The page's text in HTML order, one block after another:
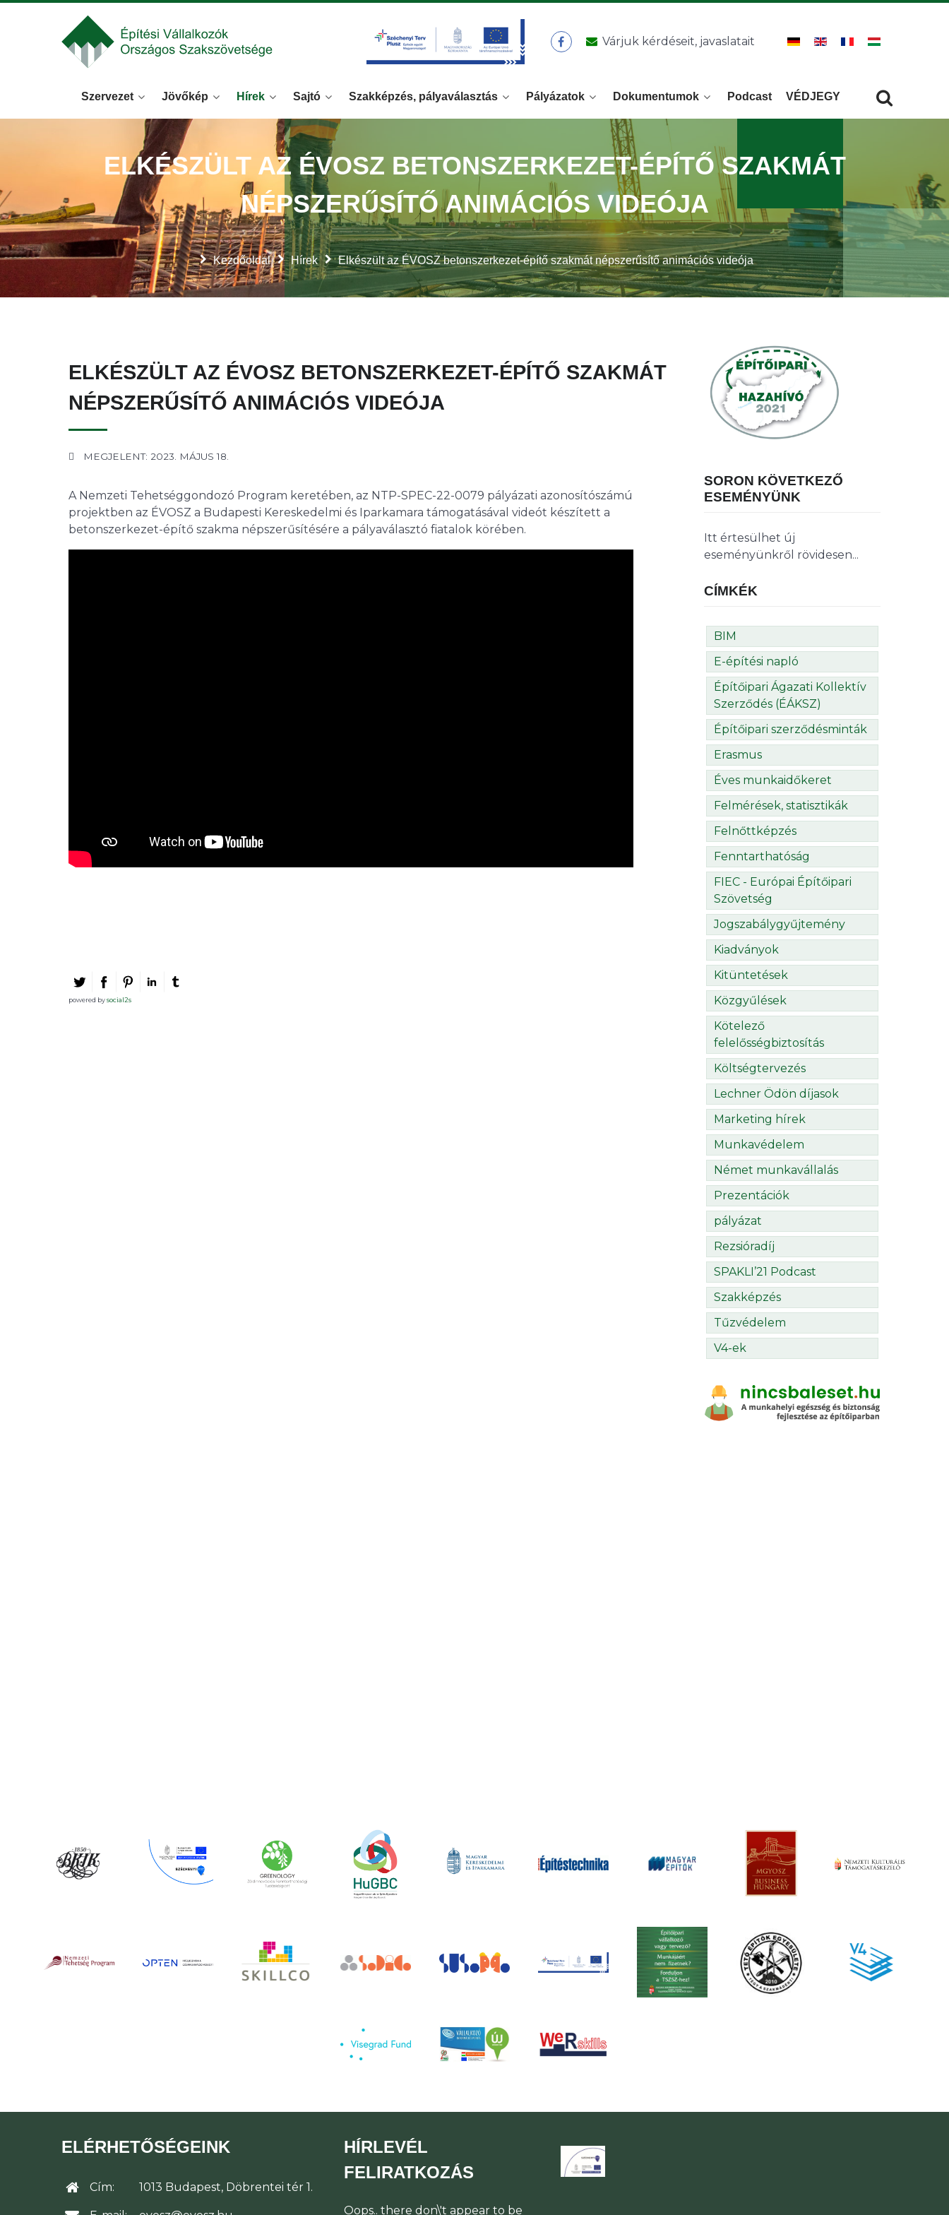
Várjuk kérdéseit, javaslatait
Szervezet Jövőkép Hírek Sajtó Szakképzés, pályaválasztás Pályázatok Dokumentumok Podcast VÉDJEGY
Kezdőoldal Hírek Elkészült az ÉVOSZ betonszerkezet-építő szakmát népszerűsítő animációs videója
ELKÉSZÜLT AZ ÉVOSZ BETONSZERKEZET-ÉPÍTŐ SZAKMÁT
NÉPSZERŰSÍTŐ ANIMÁCIÓS VIDEÓJA
ELKÉSZÜLT AZ ÉVOSZ BETONSZERKEZET-ÉPÍTŐ SZAKMÁT
NÉPSZERŰSÍTŐ ANIMÁCIÓS VIDEÓJA
MEGJELENT: 2023. MÁJUS 18.
A Nemzeti Tehetséggondozó Program keretében, az NTP-SPEC-22-0079 pályázati azonosítószámú
projektben az ÉVOSZ a Budapesti Kereskedelmi és Iparkamara támogatásával videót készített a
betonszerkezet-építő szakma népszerűsítésére a pályaválasztó fiatalok körében.
powered bysocial2s
SORON KÖVETKEZŐ
ESEMÉNYÜNK
Itt értesülhet új
eseményünkről rövidesen...
CÍMKÉK
BIM
E-építési napló
Építőipari Ágazati Kollektív
Szerződés (ÉÁKSZ)
Építőipari szerződésminták
Erasmus
Éves munkaidőkeret
Felmérések, statisztikák
Felnőttképzés
Fenntarthatóság
FIEC - Európai Építőipari
Szövetség
Jogszabálygyűjtemény
Kiadványok
Kitüntetések
Közgyűlések
Kötelező
felelősségbiztosítás
Költségtervezés
Lechner Ödön díjasok
Marketing hírek
Munkavédelem
Német munkavállalás
Prezentációk
pályázat
Rezsióradíj
SPAKLI’21 Podcast
Szakképzés
Tűzvédelem
V4-ek
ELÉRHETŐSÉGEINK
Cím: 1013 Budapest, Döbrentei tér 1.
HÍRLEVÉL
FELIRATKOZÁS
Oops.. there don\'t appear to be